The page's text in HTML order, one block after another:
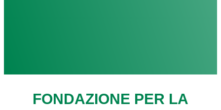
FONDAZIONE PER LA